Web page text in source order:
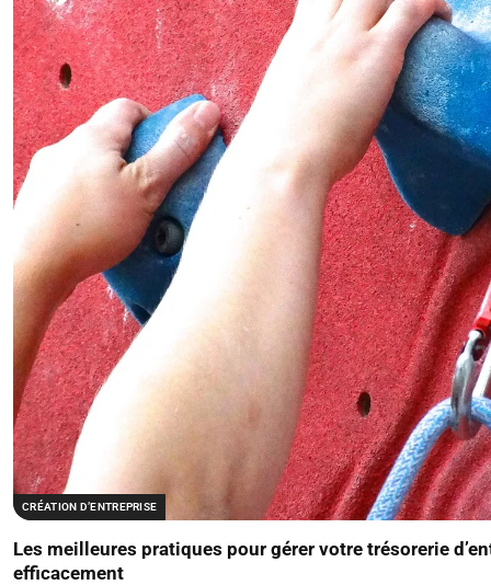
CRÉATION D’ENTREPRISE
Les meilleures pratiques pour gérer votre trésorerie
efficacement